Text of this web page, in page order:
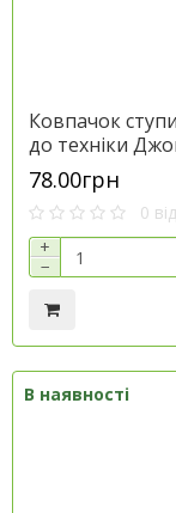
Ковпачок
до техніки
78.00грн
0
+
−
В наявності